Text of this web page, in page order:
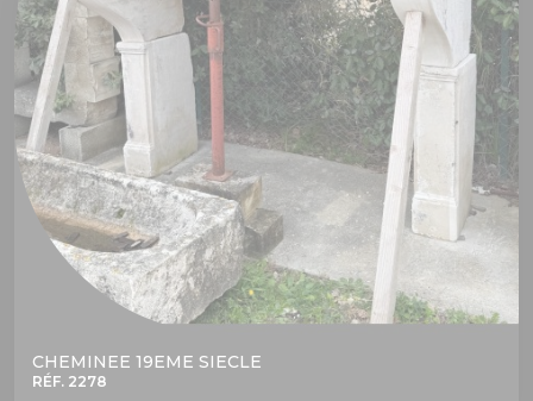
CHEMINEE 19EME SIECLE
RÉF. 2278